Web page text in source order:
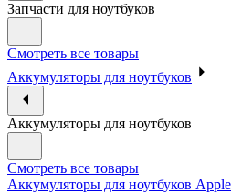
Запчасти для ноутбуков
Смотреть все товары
Аккумуляторы для ноутбуков
Аккумуляторы для ноутбуков
Смотреть все товары
Аккумуляторы для ноутбуков Apple